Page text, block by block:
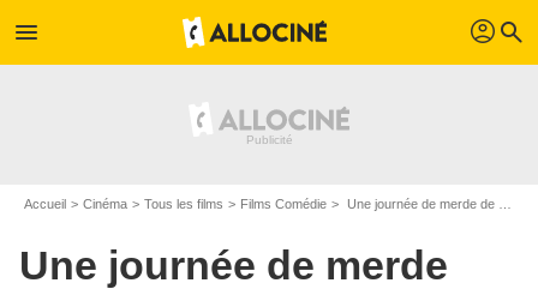
menu profil search
Accueil Cinéma Tous les films Films Comédie Une journée de merde de Miguel Courtois Paternina
Une journée de merde